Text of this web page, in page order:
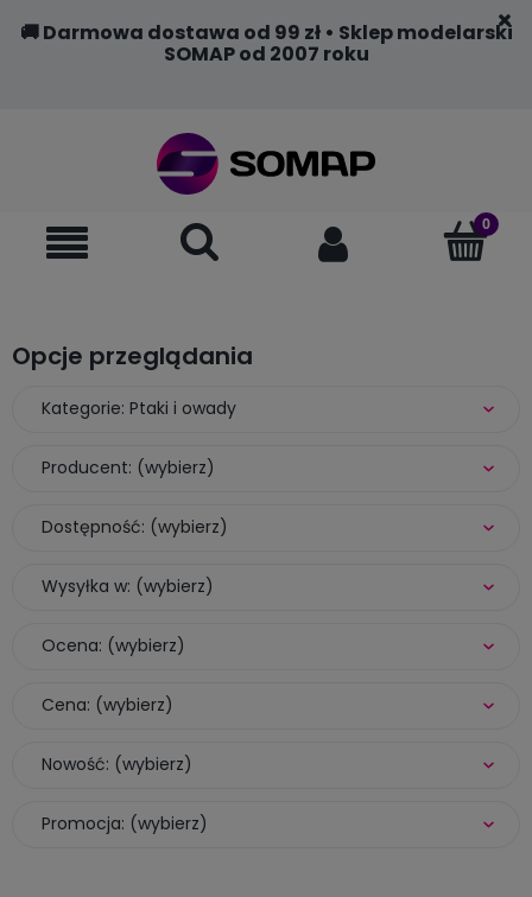
🚚 Darmowa dostawa od 99 zł • Sklep modelarski
SOMAP od 2007 roku
Opcje przeglądania
Kategorie: Ptaki i owady
Producent: (wybierz)
Dostępność: (wybierz)
Wysyłka w: (wybierz)
Ocena: (wybierz)
Cena: (wybierz)
Nowość: (wybierz)
Promocja: (wybierz)